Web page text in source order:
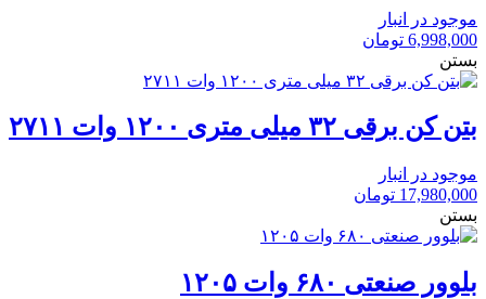
موجود در انبار
6,998,000 تومان
بستن
بتن کن برقی ۳۲ میلی متری ۱۲۰۰ وات ۲۷۱۱
موجود در انبار
17,980,000 تومان
بستن
بلوور صنعتی ۶۸۰ وات ۱۲۰۵